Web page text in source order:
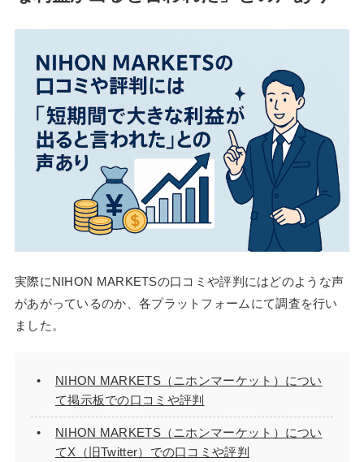
実際にNIHON MARKETSの口コミや評判にはどのような声
があがっているのか、各プラットフォームにて調査を行い
ました。
NIHON MARKETS（ニホンマーケット）につい
て掲示板での口コミや評判
NIHON MARKETS（ニホンマーケット）につい
てX（旧Twitter）での口コミや評判